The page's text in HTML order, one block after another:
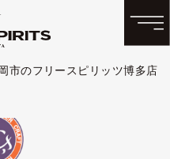
市のフリースピリッツ博多店